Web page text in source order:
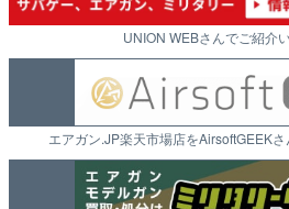
UNION WEBさんでご紹介
エアガン.JP楽天市場店をAirsoftGEEK